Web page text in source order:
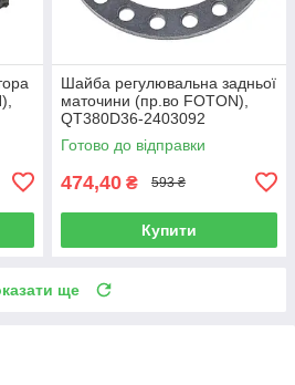
Шайба регулювальна задньої
маточини (пр.во FOTON),
QT380D36-2403092
Готово до відправки
474,40 ₴ 593 ₴
Купити
ще